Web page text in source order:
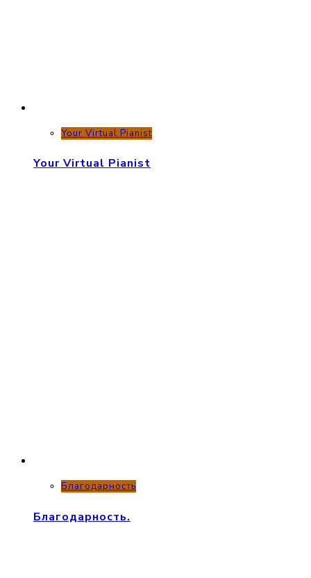
Your Virtual Pianist
Your Virtual Pianist
Благодарность
Благодарность.